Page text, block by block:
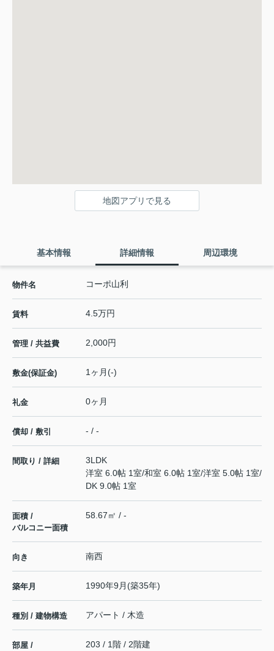
地図アプリで見る
基本情報 詳細情報 周辺環境
物件名 コーポ山利
賃料 4.5万円
管理 / 共益費 2,000円
敷金(保証金) 1ヶ月(-)
礼金 0ヶ月
償却 / 敷引 - / -
間取り / 詳細
3LDK
洋室 6.0帖 1室/和室 6.0帖 1室/洋室 5.0帖 1室/
DK 9.0帖 1室
面積 /
バルコニー面積
58.67㎡ / -
向き 南西
築年月 1990年9月(築35年)
種別 / 建物構造 アパート / 木造
部屋 /
203 / 1階 / 2階建